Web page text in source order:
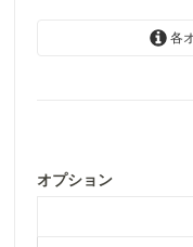
各
オプション